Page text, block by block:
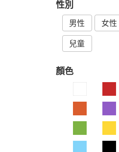
性別
男性 女性
兒童
顏色